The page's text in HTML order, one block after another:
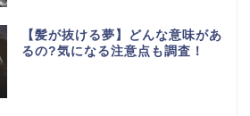
【髪が抜ける夢】どんな意味があ
るの?気になる注意点も調査！